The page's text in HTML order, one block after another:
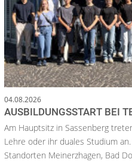
04.08.2026
AUSBILDUNGSSTART BEI
Am Hauptsitz in Sassenberg
Lehre oder ihr duales Studium
Standorten Meinerzhagen, Bad